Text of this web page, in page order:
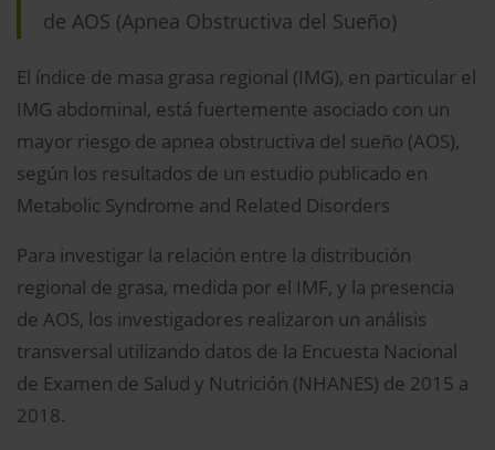
de AOS (Apnea Obstructiva del Sueño)
El índice de masa grasa regional (IMG), en particular el
IMG abdominal, está fuertemente asociado con un
mayor riesgo de apnea obstructiva del sueño (AOS),
según los resultados de un estudio publicado en
Metabolic Syndrome and Related Disorders
Para investigar la relación entre la distribución
regional de grasa, medida por el IMF, y la presencia
de AOS, los investigadores realizaron un análisis
transversal utilizando datos de la Encuesta Nacional
de Examen de Salud y Nutrición (NHANES) de 2015 a
2018.